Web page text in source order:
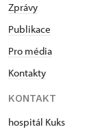
Zprávy
Publikace
Pro média
Kontakty
KONTAKT
hospitál Kuks